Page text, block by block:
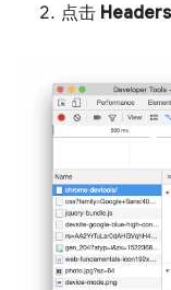
点击 Headers